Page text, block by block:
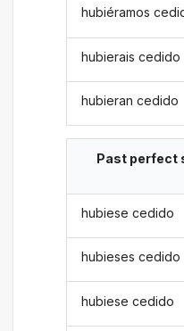
hubiéramos
hubierais cedido
hubieran cedido
Past perfect
hubiese cedido
hubieses cedido
hubiese cedido